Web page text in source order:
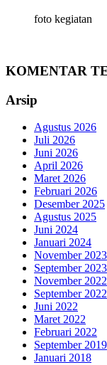
foto kegiatan
KOMENTAR
Arsip
Agustus 2026
Juli 2026
Juni 2026
April 2026
Maret 2026
Februari 2026
Desember 2025
Agustus 2025
Juni 2024
Januari 2024
November 2023
September 2023
November 2022
September 2022
Juni 2022
Maret 2022
Februari 2022
September 2019
Januari 2018